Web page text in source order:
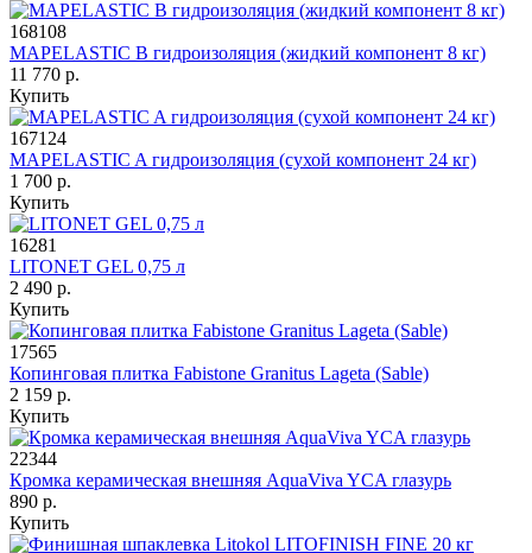
168108
MAPELASTIC B гидроизоляция (жидкий компонент 8 кг)
11 770 р.
Купить
167124
MAPELASTIC A гидроизоляция (сухой компонент 24 кг)
1 700 р.
Купить
16281
LITONET GEL 0,75 л
2 490 р.
Купить
17565
Копинговая плитка Fabistone Granitus Lageta (Sable)
2 159 р.
Купить
22344
Кромка керамическая внешняя AquaViva YCA глазурь
890 р.
Купить